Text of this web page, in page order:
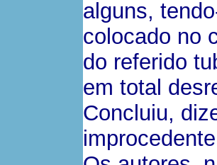
alguns,
colocado no
do referido
em total
Concluiu,